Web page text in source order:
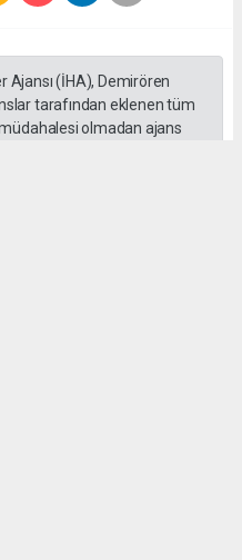
Ajansı (İHA), Demirören
tarafından eklenen tüm
olmadan ajans